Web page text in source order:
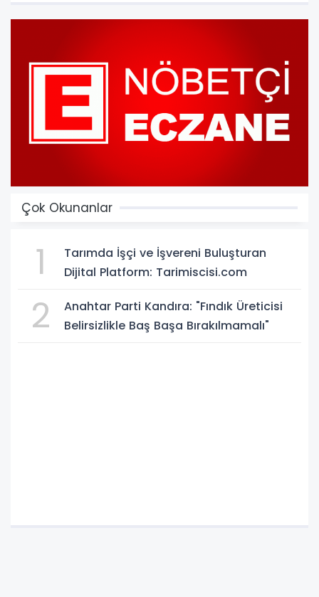
Çok Okunanlar
1
Tarımda İşçi ve İşvereni Buluşturan
Dijital Platform: Tarimiscisi.com
2
Anahtar Parti Kandıra: "Fındık Üreticisi
Belirsizlikle Baş Başa Bırakılmamalı"